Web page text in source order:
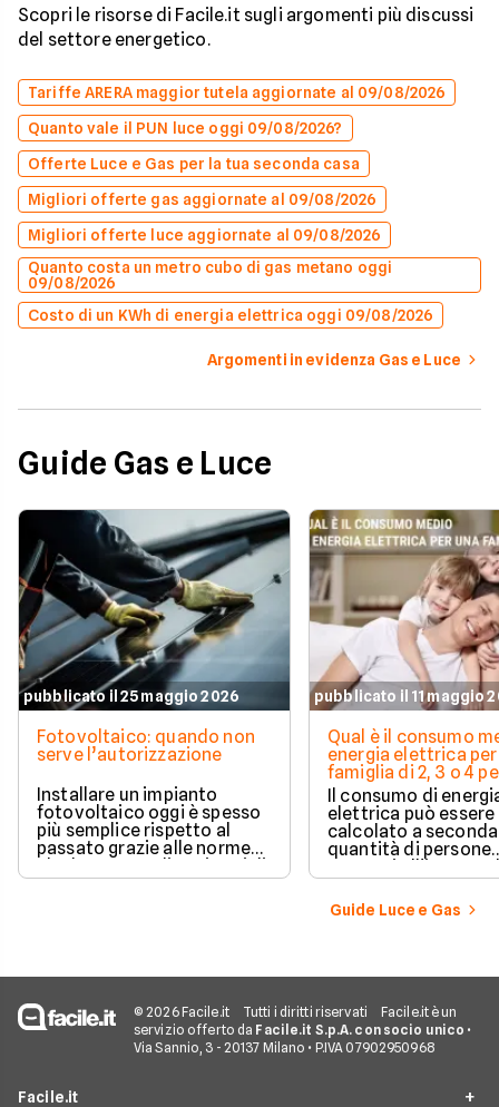
Scopri le risorse di Facile.it sugli argomenti più discussi
del settore energetico.
Tariffe ARERA maggior tutela aggiornate al 09/08/2026
Quanto vale il PUN luce oggi 09/08/2026?
Offerte Luce e Gas per la tua seconda casa
Migliori offerte gas aggiornate al 09/08/2026
Migliori offerte luce aggiornate al 09/08/2026
Quanto costa un metro cubo di gas metano oggi
09/08/2026
Costo di un KWh di energia elettrica oggi 09/08/2026
Argomenti in evidenza Gas e Luce
Guide Gas e Luce
pubblicato il 25 maggio 2026
Fotovoltaico: quando non
serve l’autorizzazione
Installare un impianto
fotovoltaico oggi è spesso
più semplice rispetto al
passato grazie alle norme
che hanno ampliato i casi di
edilizia libera.
pubblicato il 11 maggio
Qual è il consumo
energia elettrica per
famiglia di 2, 3 o 4
Il consumo di
elettrica può essere
calcolato a
quantità di persone
presenti all'interno
determinato
numerosi i fattori
influenzano questo
effettuare una
Guide Luce e Gas
© 2026 Facile.it Tutti i diritti riservati
Facile.it è un
servizio offerto da Facile.it S.p.A. con socio unico •
Via Sannio, 3 - 20137 Milano • P.IVA 07902950968
Facile.it